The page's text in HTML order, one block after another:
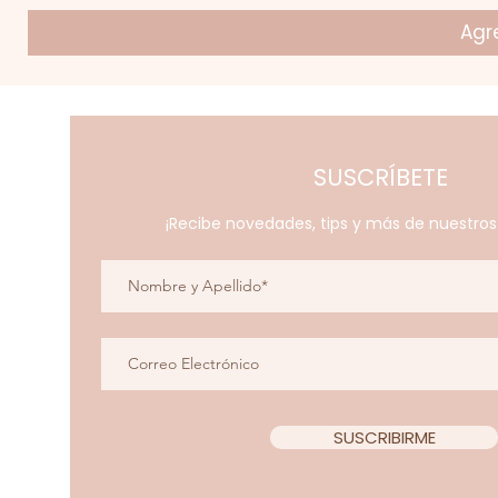
SUSCRÍBETE
¡Recibe novedades, tips y más de
SUSCRIBIRME